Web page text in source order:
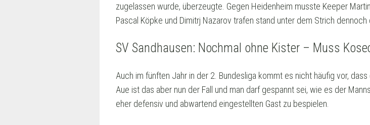
zugelassen wurde, überzeugte. Gegen Heidenheim musste Keeper
Pascal Köpke und Dimitrj Nazarov trafen stand unter dem Strich
SV Sandhausen: Nochmal ohne Kister – Muss
Auch im fünften Jahr in der 2. Bundesliga kommt es nicht häufig vor,
Aue ist das aber nun der Fall und man darf gespannt sei, wie es der
eher defensiv und abwartend eingestellten Gast zu bespielen.